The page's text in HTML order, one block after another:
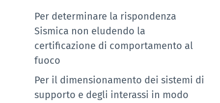
Per determinare la rispondenza
Sismica non eludendo la
certificazione di comportamento al
fuoco
Per il dimensionamento dei sistemi di
supporto e degli interassi in modo